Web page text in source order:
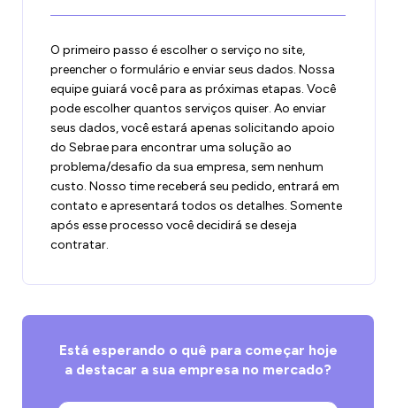
O primeiro passo é escolher o serviço no site,
preencher o formulário e enviar seus dados. Nossa
equipe guiará você para as próximas etapas. Você
pode escolher quantos serviços quiser. Ao enviar
seus dados, você estará apenas solicitando apoio
do Sebrae para encontrar uma solução ao
problema/desafio da sua empresa, sem nenhum
custo. Nosso time receberá seu pedido, entrará em
contato e apresentará todos os detalhes. Somente
após esse processo você decidirá se deseja
contratar.
Está esperando o quê para começar hoje
a destacar a sua empresa no mercado?